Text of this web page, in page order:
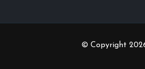
© Copyright